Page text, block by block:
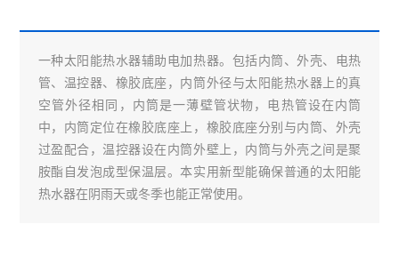
一种太阳能热水器辅助电加热器。 包括内筒、外壳、电热
管、温控器、橡胶底座，内筒外径与太阳能热水器上的真
空管外径相同，内筒是一薄壁管状物，电热管设在内筒
中，内筒定位在橡胶底座上，橡胶底座分别与内筒、外壳
过盈配合，温控器设在内筒外壁上，内筒与外壳之间是聚
胺酯自发泡成型保温层。本实用新型能确保普通的太阳能
热水器在阴雨天或冬季也能正常使用。